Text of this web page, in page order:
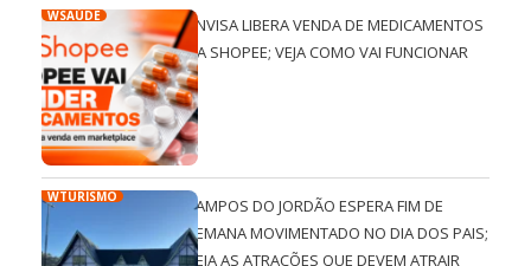
WSAÚDE
ANVISA LIBERA VENDA DE MEDICAMENTOS
NA SHOPEE; VEJA COMO VAI FUNCIONAR
WTURISMO
CAMPOS DO JORDÃO ESPERA FIM DE
SEMANA MOVIMENTADO NO DIA DOS PAIS;
VEJA AS ATRAÇÕES QUE DEVEM ATRAIR